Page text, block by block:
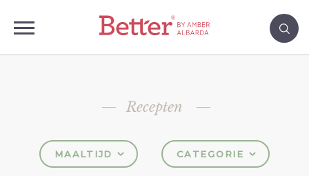
Recepten
MAALTIJD CATEGORIE